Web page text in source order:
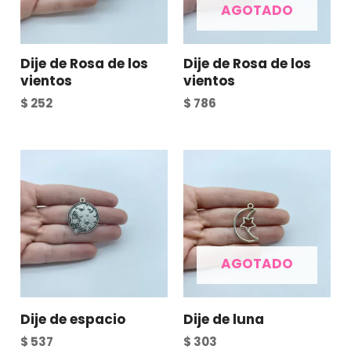
Dije de Rosa de los
vientos
$ 252
AGOTADO
Dije de Rosa de los
vientos
$ 786
Dije de espacio
$ 537
AGOTADO
Dije de luna
$ 303